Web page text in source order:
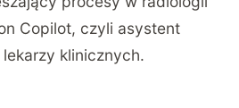
Copilot, czyli asystent
klinicznych.